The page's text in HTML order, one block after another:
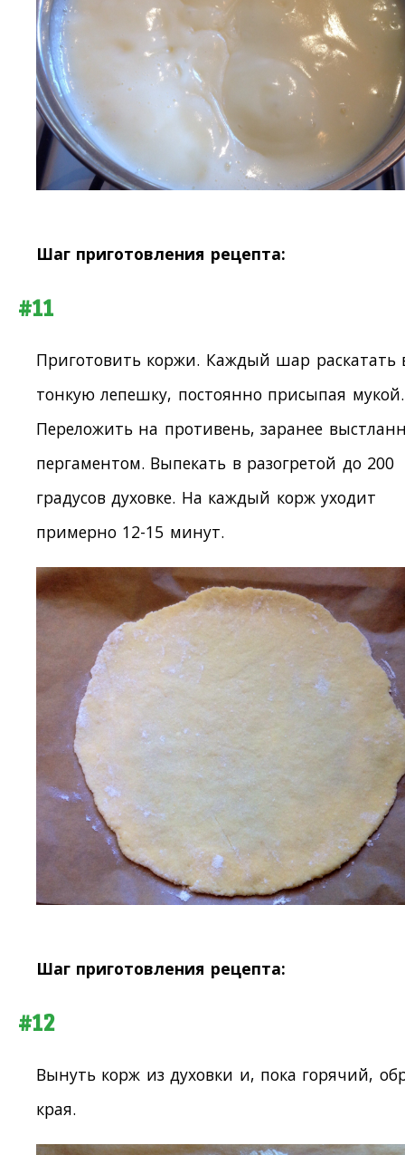
Шаг приготовления рецепта:
#11
Приготовить коржи. Каждый шар раскатать
тонкую лепешку, постоянно присыпая мукой.
Переложить на противень, заранее
пергаментом. Выпекать в разогретой до 200
градусов духовке. На каждый корж уходит
примерно 12-15 минут.
Шаг приготовления рецепта:
#12
Вынуть корж из духовки и, пока горячий,
края.